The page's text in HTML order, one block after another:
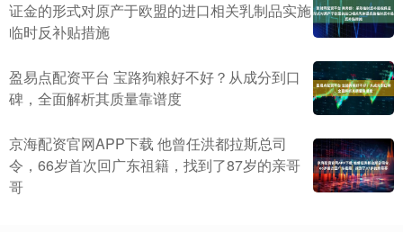
证金的形式对原产于欧盟的进口相关乳制品实施
临时反补贴措施
盈易点配资平台 宝路狗粮好不好？从成分到口
碑，全面解析其质量靠谱度
京海配资官网APP下载 他曾任洪都拉斯总司
令，66岁首次回广东祖籍，找到了87岁的亲哥
哥